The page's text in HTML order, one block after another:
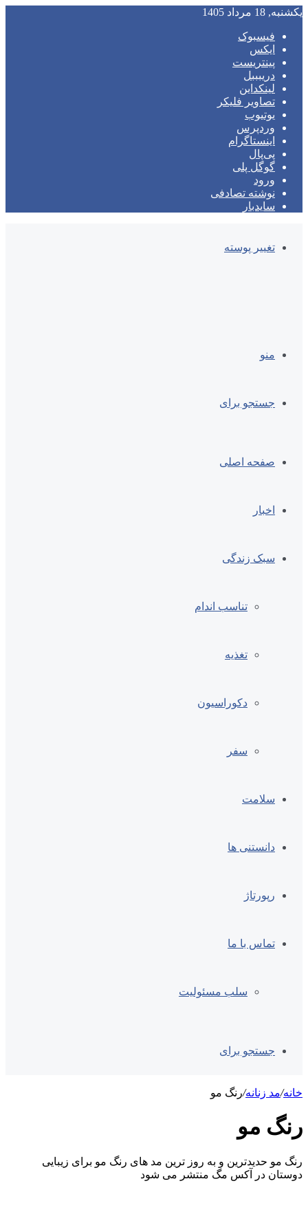
یکشنبه, 18 مرداد 1405
فیسبوک
ایکس
پینتریست
دریبببل
لینکداین
تصاویر فلیکر
یوتیوب
وردپرس
اینستاگرام
پی‌پال
گوگل پلی
ورود
نوشته تصادفی
سایدبار
تغییر پوسته
منو
جستجو برای
صفحه اصلی
اخبار
سبک زندگی
تناسب اندام
تغذیه
دکوراسیون
سفر
سلامت
دانستنی ها
رپورتاژ
تماس با ما
سلب مسئولیت
جستجو برای
خانه/مد زنانه/رنگ مو
رنگ مو
رنگ مو حدیدترین و به روز ترین مد های رنگ مو برای زیبایی
دوستان در آکس مگ منتشر می شود